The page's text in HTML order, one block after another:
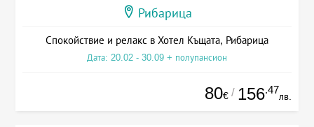
Рибарица
Спокойствие и релакс в Хотел Къщата, Рибарица
Дата: 20.02 - 30.09 + полупансион
80€ / 156.47
лв.